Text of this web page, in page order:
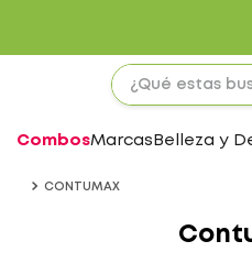
CombosMarcas Belleza y
CONTUMAX